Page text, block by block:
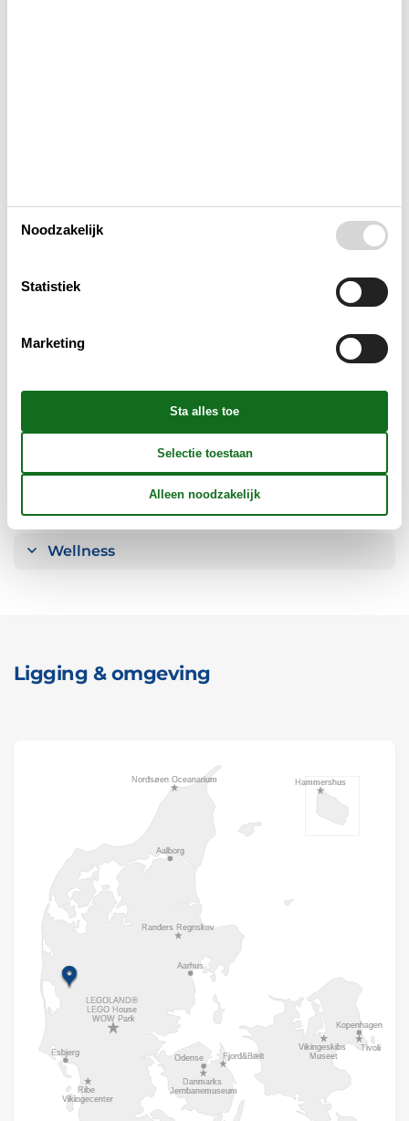
Concepten
Wellness
Ligging & omgeving
Noodzakelijk
Statistiek
Marketing